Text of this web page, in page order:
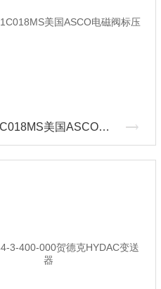
PVG531C018MS美国ASCO电磁阀标压